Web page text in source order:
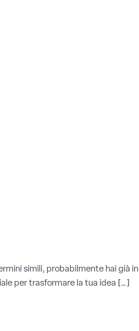
simili, probabilmente hai già in
per trasformare la tua idea […]